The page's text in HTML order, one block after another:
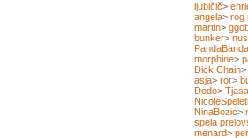
ljubičič>
angela> rog
martin>
bunker>
PandaBanda
morphine>
Dick Chain>
asja> ror>
Dodo>
NinaBozic>
spela
menard>